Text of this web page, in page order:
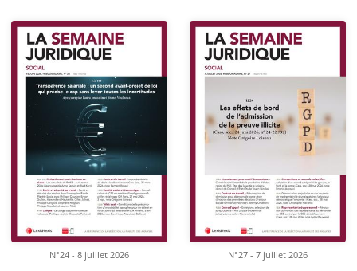
N°24 - 8 juillet 2026 N°27 - 7 juillet 2026